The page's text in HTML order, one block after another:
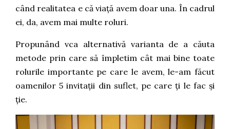
când realitatea e că viață avem doar una. În cadrul
ei, da, avem mai multe roluri.
Propunând vca alternativă varianta de a căuta
metode prin care să împletim cât mai bine toate
rolurile importante pe care le avem, le-am făcut
oamenilor 5 invitații din suflet, pe care ți le fac și
ție.